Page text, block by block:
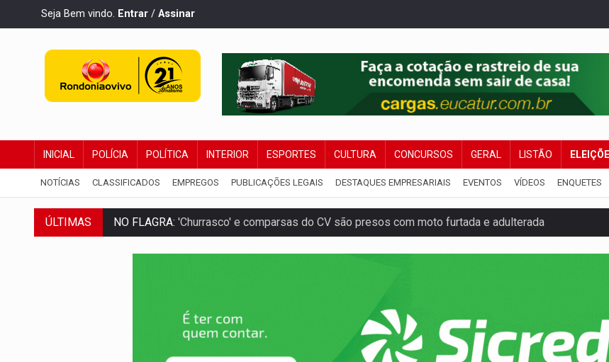
Seja Bem vindo. Entrar / Assinar
INICIAL POLÍCIA POLÍTICA INTERIOR ESPORTES CULTURA CONCURSOS GERAL LISTÃO
NOTÍCIAS CLASSIFICADOS EMPREGOS PUBLICAÇÕES LEGAIS DESTAQUES EMPRESARIAIS EVENTOS VÍDEOS ENQUETES
ÚLTIMAS
NO FLAGRA:'Churrasco' e comparsas do CV são presos com moto furtada e adulterada
URGENTE:Homem é baleado após apontar arma para equipe da PM
GRAVE:Homem é esfaqueado no peito durante briga entre vizinhos
OPERAÇÃO DA PC:Membros do CV são presos com armas e drogas após crime de tortur@
ENTRADA GRATUITA: Espetáculo As Marias Somos Nós será apresentado na capital